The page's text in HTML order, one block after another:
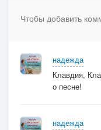
Чтобы добавить
надежда
Клавдия,
о песне!
надежда